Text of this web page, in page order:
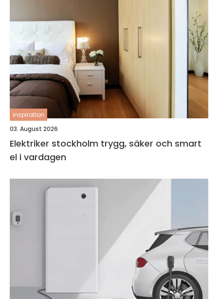
inspiration
03. August 2026
Elektriker stockholm trygg, säker och smart
el i vardagen